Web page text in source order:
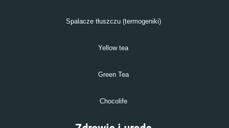
Spalacze tłuszczu (termogeniki)
Yellow tea
Green Tea
Chocolife